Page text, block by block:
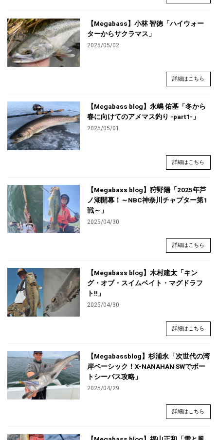
【Megabass】小林 智徳「ハイウォー
ターからサクラマス」
2025/05/02
詳細はこちら
【Megabass blog】永嶋 佑基「冬から
春に向けてのアメマス釣り -part1-」
2025/05/01
詳細はこちら
【Megabass blog】狩野陽「2025年芦
ノ湖開幕！～NBC神奈川チャプター第1
戦～」
2025/04/30
詳細はこちら
【Megabass blog】木村建太「キン
グ・オブ・スイムベイト・マグドラフ
ト!!」
2025/04/30
詳細はこちら
【Megabassblog】杉浦永「次世代の湾
岸ベーシック！X-NANAHAN SWでボー
トシーバス攻略」
2025/04/29
詳細はこちら